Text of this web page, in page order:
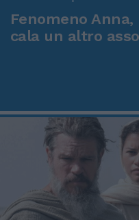
Fenomeno
cala un altro asso